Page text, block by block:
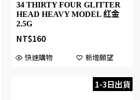
34 THIRTY FOUR GLITTER
HEAD HEAVY MODEL 红金
2.5G
NT$160
快速購物 新增願望
1-3日出貨